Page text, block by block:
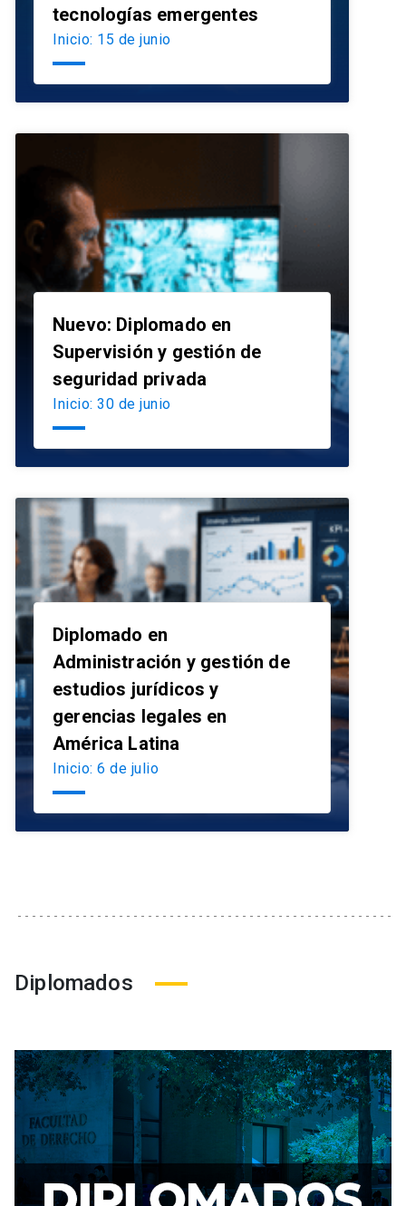
tecnologías emergentes
Inicio: 15 de junio
Nuevo: Diplomado en
Supervisión y gestión de
seguridad privada
Inicio: 30 de junio
Diplomado en
Administración y gestión de
estudios jurídicos y
gerencias legales en
América Latina
Inicio: 6 de julio
Diplomados